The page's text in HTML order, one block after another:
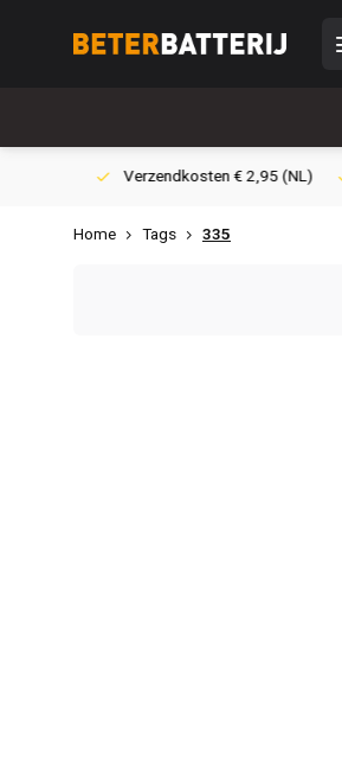
Verzendkosten € 2,95 (NL)
Home Tags 335